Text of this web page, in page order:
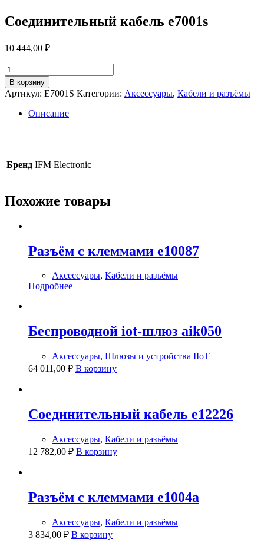
Соединительный кабель e7001s
10 444,00 ₽
Количество
товара
Соединительный
кабель
e7001s
В корзину
Артикул: E7001S Категории: Аксессуары, Кабели и разъёмы
Описание
Бренд IFM Electronic
Похожие товары
Разъём с клеммами e10087
Аксессуары, Кабели и разъёмы
Подробнее
Беспроводной iot-шлюз aik050
Аксессуары, Шлюзы и устройства IIoT
64 011,00 ₽ В корзину
Соединительный кабель e12226
Аксессуары, Кабели и разъёмы
12 782,00 ₽ В корзину
Разъём с клеммами e1004a
Аксессуары, Кабели и разъёмы
3 834,00 ₽ В корзину